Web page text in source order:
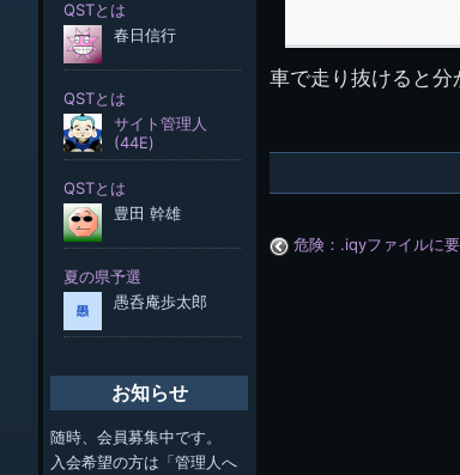
車で走り抜けると分
危険：.iqyファイルに
お知らせ
随時、会員募集中です。
入会希望の方は「管理人へ